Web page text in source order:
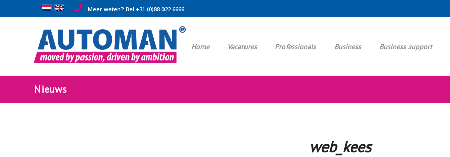
Meer weten? Bel +31 (0)88 022 6666
Home Vacatures Professionals Business Business support
Nieuws
web_kees